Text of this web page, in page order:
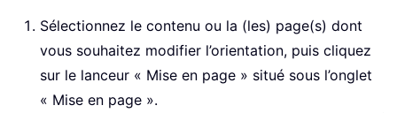
Sélectionnez le contenu ou la (les) page(s) dont
vous souhaitez modifier l’orientation, puis cliquez
sur le lanceur « Mise en page » situé sous l’onglet
« Mise en page ».